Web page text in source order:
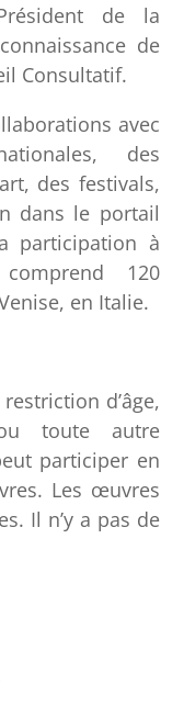
de la
de
Consultatif.
avec
des
des festivals,
dans le portail
participation à
120
en Italie.
d’âge,
toute autre
participer en
Les œuvres
Il n’y a pas de